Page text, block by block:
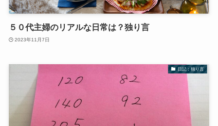
５０代主婦のリアルな日常は？独り言
2023年11月7日
日記：独り言